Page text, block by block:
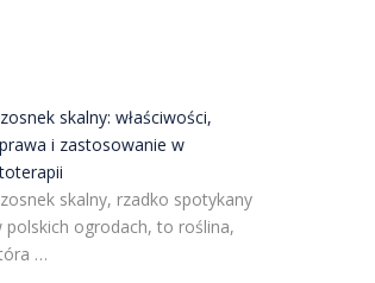
skalny: właściwości,
i zastosowanie w
skalny, rzadko spotykany
polskich ogrodach, to roślina,
…